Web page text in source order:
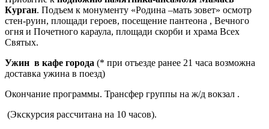
Курган. Подъем к монументу «Родина –мать зовет» осмотр
стен-руин, площади героев, посещение пантеона , Вечного
огня и Почетного караула, площади скорби и храма Всех
Святых.
Ужин в кафе города (* при отъезде ранее 21 часа возможна
доставка ужина в поезд)
Окончание программы. Трансфер группы на ж/д вокзал .
(Экскурсия рассчитана на 10 часов).